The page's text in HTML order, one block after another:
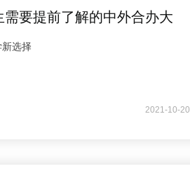
需要提前了解的中外合办大
这里了！
选择
2021-10-20